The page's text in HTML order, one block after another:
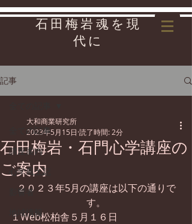
石田梅岩魂を現
代に
記事
全ての記事
講座案内
心学風土記
影響者
地域情報
石田梅岩・石門心学講座の
ご案内
大和商業研究所
2023年5月15日 読了時間: 2分
２０２３年5月の講座は以下の通りで
す。
１Web松柏舎５月１６日